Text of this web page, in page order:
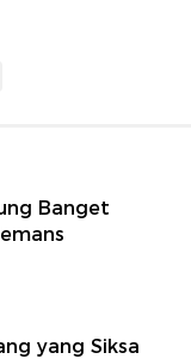
Banget
yang Siksa